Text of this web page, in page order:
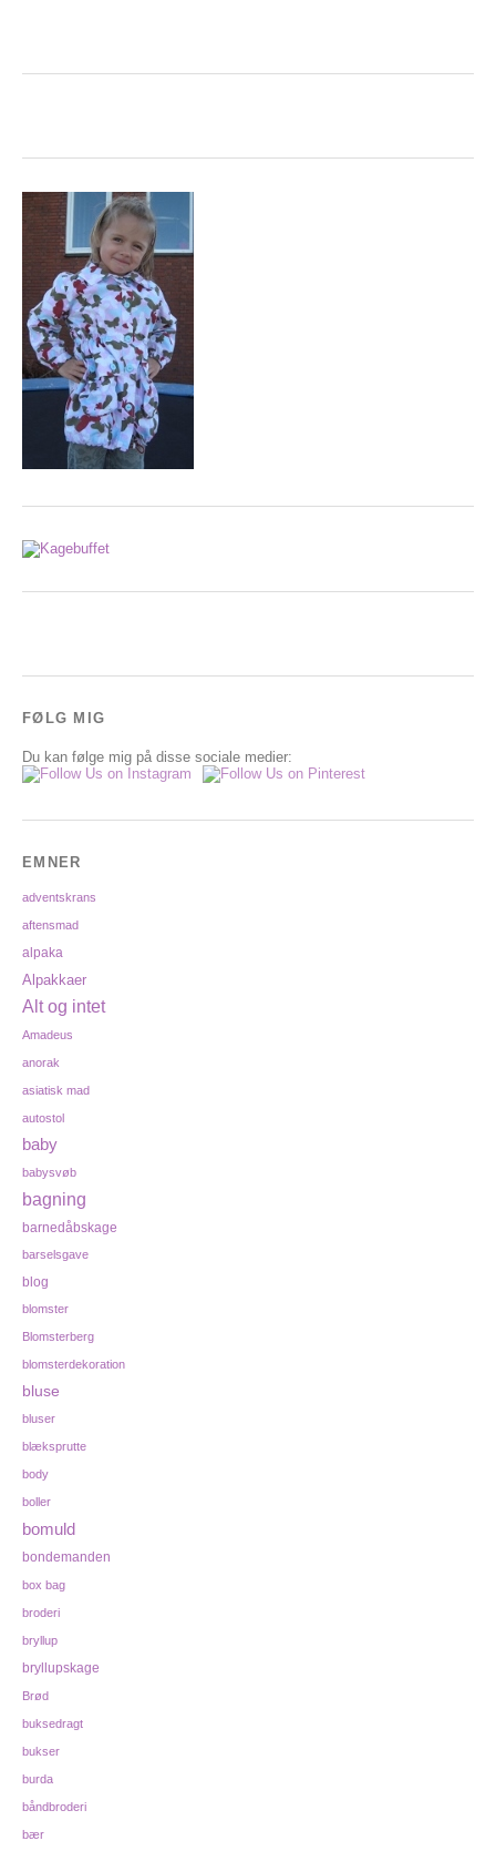
FØLG MIG
Du kan følge mig på disse sociale medier:
EMNER
adventskrans
aftensmad
alpaka
Alpakkaer
Alt og intet
Amadeus
anorak
asiatisk mad
autostol
baby
babysvøb
bagning
barnedåbskage
barselsgave
blog
blomster
Blomsterberg
blomsterdekoration
bluse
bluser
blæksprutte
body
boller
bomuld
bondemanden
box bag
broderi
bryllup
bryllupskage
Brød
buksedragt
bukser
burda
båndbroderi
bær